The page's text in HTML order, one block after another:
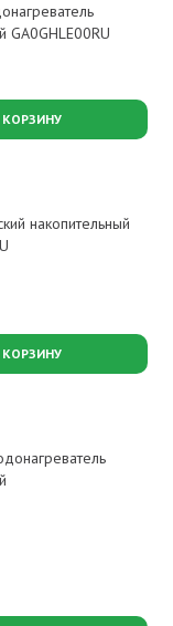
GA0GHLE00RU
КОРЗИНУ
накопительный
КОРЗИНУ